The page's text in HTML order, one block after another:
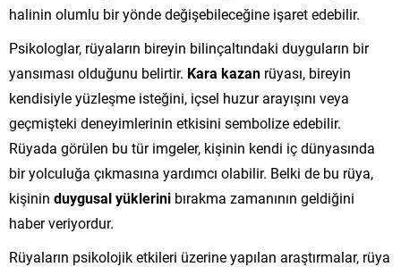
halinin olumlu bir yönde değişebileceğine işaret edebilir.
Psikologlar, rüyaların bireyin bilinçaltındaki duyguların bir
yansıması olduğunu belirtir. Kara kazan rüyası, bireyin
kendisiyle yüzleşme isteğini, içsel huzur arayışını veya
geçmişteki deneyimlerinin etkisini sembolize edebilir.
Rüyada görülen bu tür imgeler, kişinin kendi iç dünyasında
bir yolculuğa çıkmasına yardımcı olabilir. Belki de bu rüya,
kişinin duygusal yüklerini bırakma zamanının geldiğini
haber veriyordur.
Rüyaların psikolojik etkileri üzerine yapılan araştırmalar, rüya